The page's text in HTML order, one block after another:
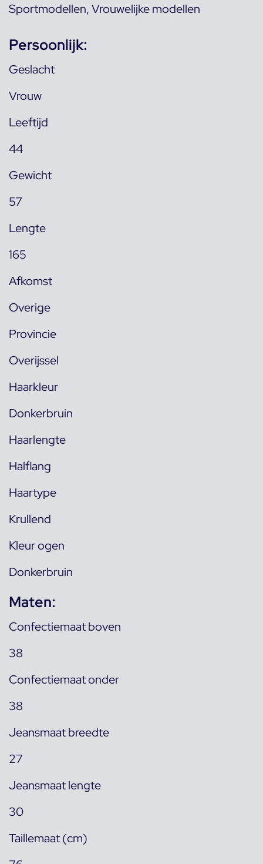
Sportmodellen,Vrouwelijke modellen
Persoonlijk:
Geslacht
Vrouw
Leeftijd
44
Gewicht
57
Lengte
165
Afkomst
Overige
Provincie
Overijssel
Haarkleur
Donkerbruin
Haarlengte
Halflang
Haartype
Krullend
Kleur ogen
Donkerbruin
Maten:
Confectiemaat boven
38
Confectiemaat onder
38
Jeansmaat breedte
27
Jeansmaat lengte
30
Taillemaat (cm)